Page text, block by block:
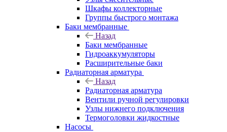
Шкафы коллекторные
Группы быстрого монтажа
Баки мембранные
Назад
Баки мембранные
Гидроаккумуляторы
Расширительные баки
Радиаторная арматура
Назад
Радиаторная арматура
Вентили ручной регулировки
Узлы нижнего подключения
Термоголовки жидкостные
Насосы